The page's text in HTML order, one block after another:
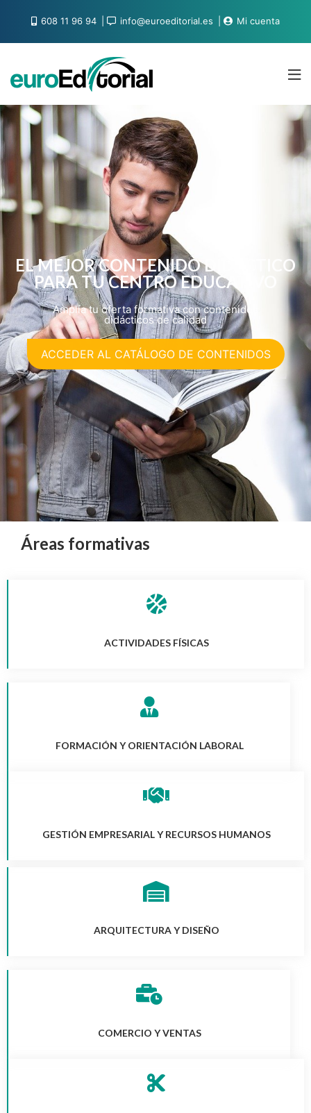
608 11 96 94 info@euroeditorial.es Mi cuenta
EL MEJOR CONTENIDO DIDÁCTICO
PARA TU CENTRO EDUCATIVO
Amplía tu oferta formativa con contenidos
didácticos de calidad
ACCEDER AL CATÁLOGO DE CONTENIDOS
Áreas formativas
ACTIVIDADES FÍSICAS
FORMACIÓN Y ORIENTACIÓN LABORAL
GESTIÓN EMPRESARIAL Y RECURSOS HUMANOS
ARQUITECTURA Y DISEÑO
COMERCIO Y VENTAS